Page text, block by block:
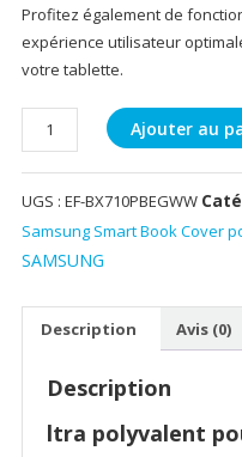
Profitez également de
expérience utilisateur
votre tablette.
quantité
de
Samsung
Smart
Book
Cover
Galaxy
Tab
Ajouter au
UGS : EF-BX710PBEGWW
Samsung Smart Book Cover
SAMSUNG
Description Avis (0)
Description
ltra polyvalent